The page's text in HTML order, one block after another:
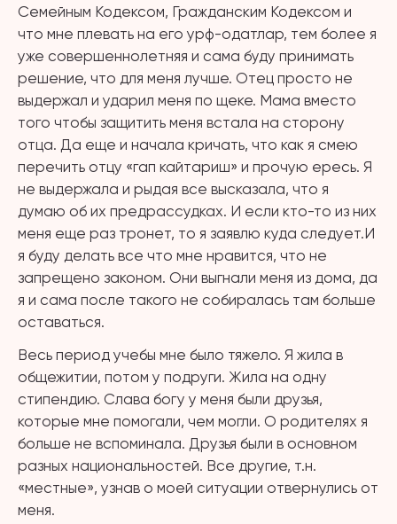
Семейным Кодексом, Гражданским Кодексом и
что мне плевать на его урф-одатлар, тем более я
уже совершеннолетняя и сама буду принимать
решение, что для меня лучше. Отец просто не
выдержал и ударил меня по щеке. Мама вместо
того чтобы защитить меня встала на сторону
отца. Да еще и начала кричать, что как я смею
перечить отцу «гап кайтариш» и прочую ересь. Я
не выдержала и рыдая все высказала, что я
думаю об их предрассудках. И если кто-то из них
меня еще раз тронет, то я заявлю куда следует.И
я буду делать все что мне нравится, что не
запрещено законом. Они выгнали меня из дома, да
я и сама после такого не собиралась там больше
оставаться.
Весь период учебы мне было тяжело. Я жила в
общежитии, потом у подруги. Жила на одну
стипендию. Слава богу у меня были друзья,
которые мне помогали, чем могли. О родителях я
больше не вспоминала. Друзья были в основном
разных национальностей. Все другие, т.н.
«местные», узнав о моей ситуации отвернулись от
меня.